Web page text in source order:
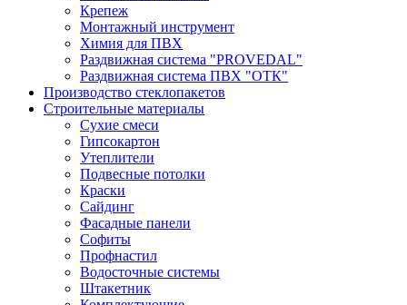
Крепеж
Монтажный инструмент
Химия для ПВХ
Раздвижная система "PROVEDAL"
Раздвижная система ПВХ "ОТК"
Производство стеклопакетов
Строительные материалы
Сухие смеси
Гипсокартон
Утеплители
Подвесные потолки
Краски
Сайдинг
Фасадные панели
Софиты
Профнастил
Водосточные системы
Штакетник